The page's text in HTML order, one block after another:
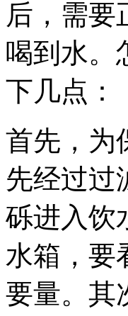
后，需要
喝到水。
下几点：
首先，为
先经过过
砾进入饮
水箱，要
要量。其